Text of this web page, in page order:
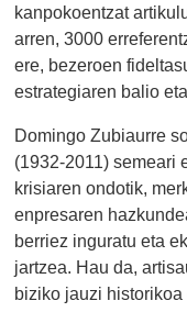
kanpokoentzat
arren, 3000
ere, bezeroen
estrategiaren balio
Domingo Zubiaurre
(1932-2011) semeari
krisiaren ondotik,
enpresaren
berriez inguratu eta
jartzea. Hau da,
biziko jauzi historikoa